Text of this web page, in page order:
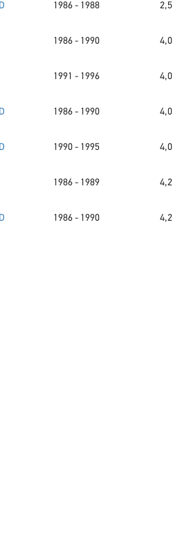
1986 - 1988 2,5
1986 - 1990 4,0
1991 - 1996 4,0
1986 - 1990 4,0
1990 - 1995 4,0
1986 - 1989 4,2
1986 - 1990 4,2